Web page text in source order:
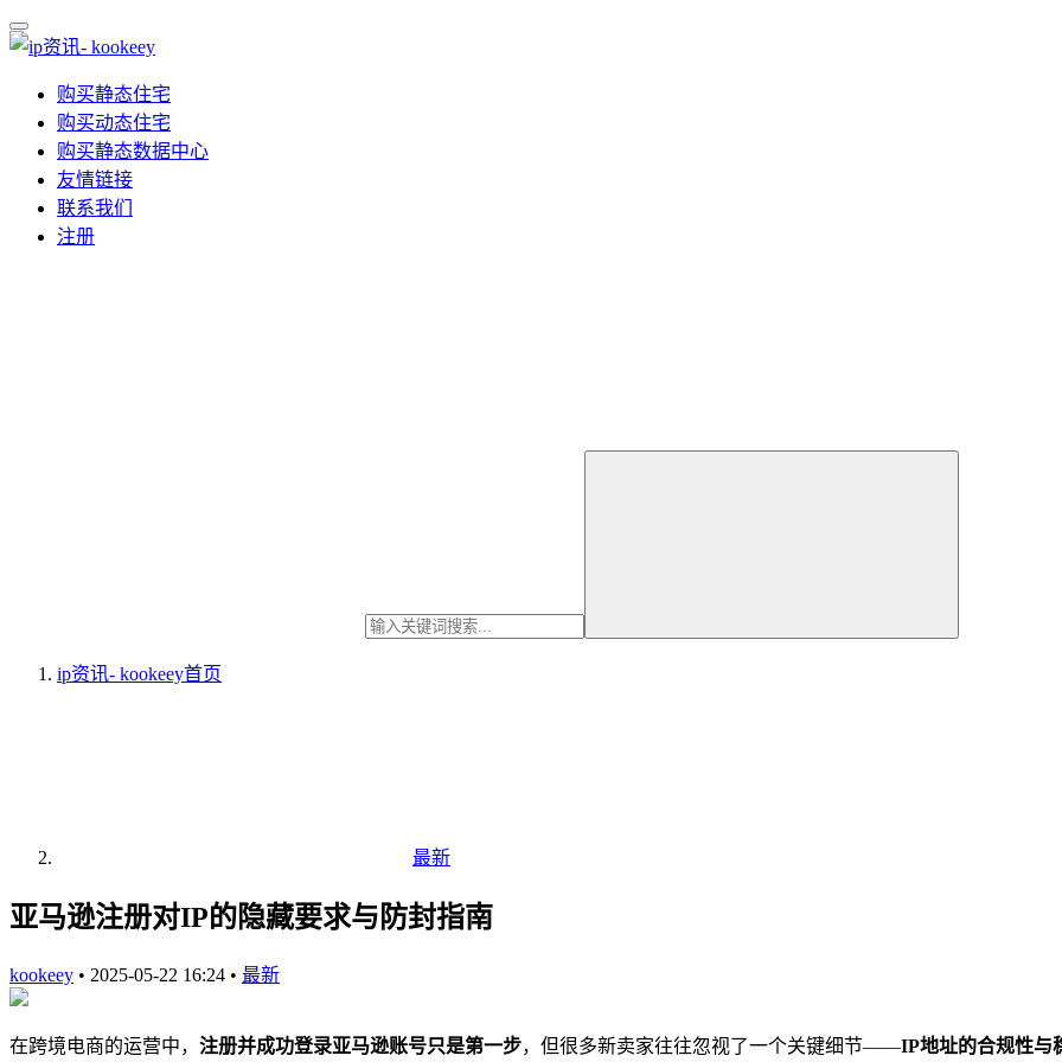
购买静态住宅
购买动态住宅
购买静态数据中心
友情链接
联系我们
注册
ip资讯- kookeey首页
最新
亚马逊注册对IP的隐藏要求与防封指南
kookeey • 2025-05-22 16:24 • 最新
在跨境电商的运营中， 注册并成功登录亚马逊账号只是第一步，但很多新卖家往往忽视了一个关键细节——IP地址的合规性与